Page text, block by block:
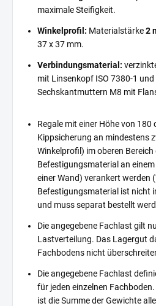
maximale Steifigkeit.
Winkelprofil: Materialstärke2
37 x 37 mm.
Verbindungsmaterial:
mit Linsenkopf ISO 7380-1
Sechskantmuttern M8 mit
Regale mit einer Höhe von
Kippsicherung an mindestens
Winkelprofil) im oberen
Befestigungsmaterial an
einer Wand) verankert werden
Befestigungsmaterial ist nicht
und muss separat bestellt
Die angegebene Fachlast gilt
Lastverteilung. Das Lagergut
Fachbodens nicht
Die angegebene Fachlast
für jeden einzelnen
ist die Summe der Gewichte